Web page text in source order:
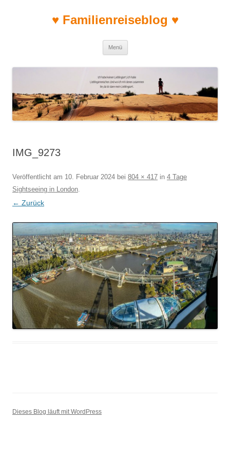
♥ Familienreiseblog ♥
Menü
IMG_9273
Veröffentlicht am 10. Februar 2024 bei 804 × 417 in 4 Tage
Sightseeing in London.
← Zurück
Dieses Blog läuft mit WordPress